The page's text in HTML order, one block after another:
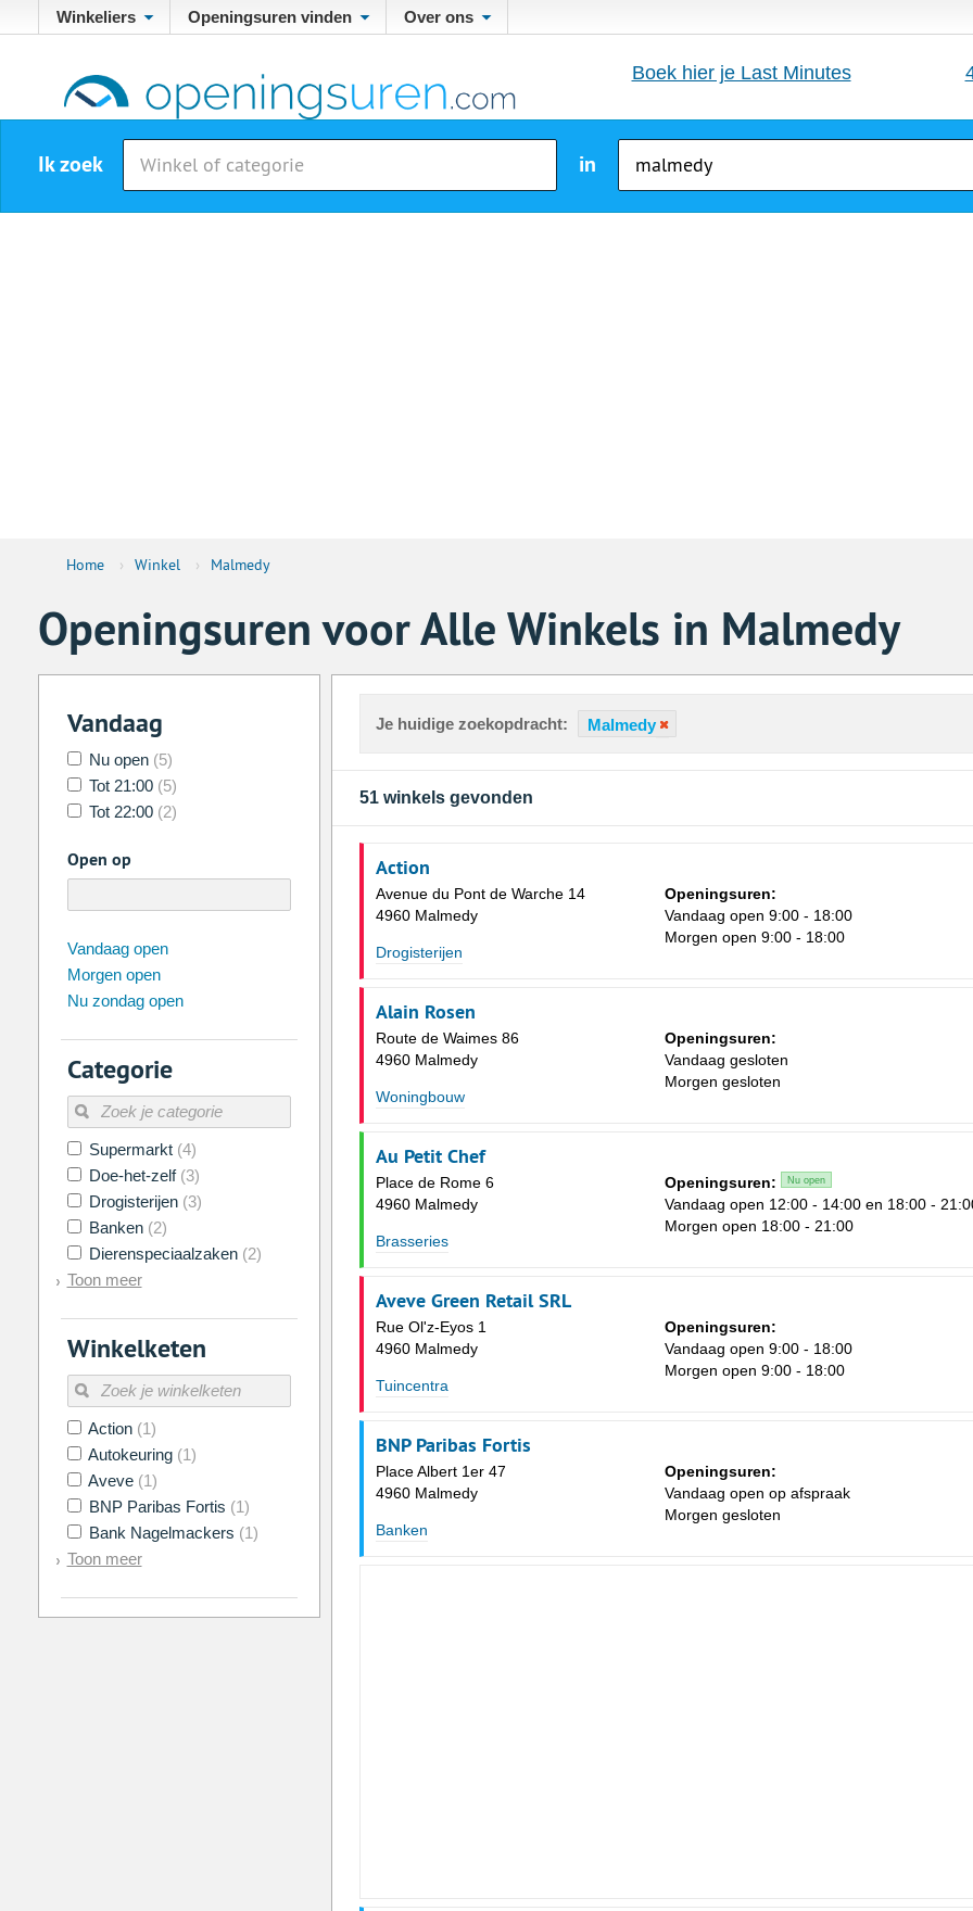
Winkeliers Openingsuren vinden Over ons
Boek hier je Last Minutes
Ik zoek in
Home › Winkel › Malmedy
Openingsuren voor Alle Winkels in Malmedy
Vandaag
Nu open (5)
Tot 21:00 (5)
Tot 22:00 (2)
Open op
Zo Ma Do
26 27 30 31
2 3 4 6 7
9 10
16 17
23 24 27 28
31 3 4
Vandaag Legen
Vandaag open
Morgen open
Nu zondag open
Categorie
Supermarkt (4)
Doe-het-zelf (3)
Drogisterijen (3)
Banken (2)
Dierenspeciaalzaken (2)
Toon meer
Winkelketen
Action (1)
Autokeuring (1)
Aveve (1)
BNP Paribas Fortis (1)
Bank Nagelmackers (1)
Toon meer
Je huidige zoekopdracht: Malmedy
51 winkels gevonden
Action
Avenue du Pont de Warche 14
4960 Malmedy
Drogisterijen
Openingsuren:
Vandaag open 9:00 - 18:00
Morgen open 9:00 - 18:00
Alain Rosen
Route de Waimes 86
4960 Malmedy
Woningbouw
Openingsuren:
Vandaag gesloten
Morgen gesloten
Au Petit Chef
Place de Rome 6
4960 Malmedy
Brasseries
Openingsuren: Nu open
Vandaag open 12:00 - 14:00 en 18:00 -
Morgen open 18:00 - 21:00
Aveve Green Retail SRL
Rue Ol'z-Eyos 1
4960 Malmedy
Tuincentra
Openingsuren:
Vandaag open 9:00 - 18:00
Morgen open 9:00 - 18:00
BNP Paribas Fortis
Place Albert 1er 47
4960 Malmedy
Banken
Openingsuren:
Vandaag open op afspraak
Morgen gesloten